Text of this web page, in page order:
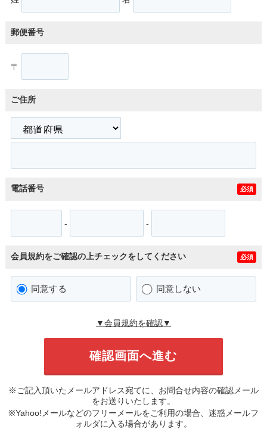
郵便番号
〒
ご住所
電話番号 必須
- -
会員規約をご確認の上チェックをしてください 必須
同意する 同意しない
▼会員規約を確認▼
※ご記入頂いたメールアドレス宛てに、お問合せ内容の確認メール
をお送りいたします。
※Yahoo!メールなどのフリーメールをご利用の場合、迷惑メールフ
ォルダに入る場合があります。